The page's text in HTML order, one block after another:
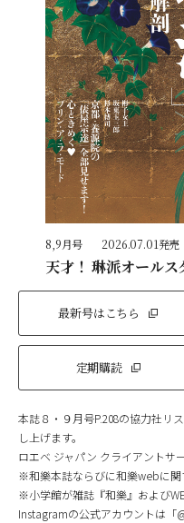
8,9月号 2026.07.01発売
天才！ 琳派オールス
最新号はこちら
定期購読
本誌８・９月号P.208の協力社リ
し上げます。
ロエベ ジャパン クライアントサ
※和樂本誌ならびに和樂webに関
※小学館が雑誌『和樂』および
Instagramの公式アカウントは「